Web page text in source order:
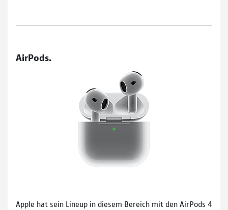
AirPods.
Apple hat sein Lineup in diesem Bereich mit den AirPods 4